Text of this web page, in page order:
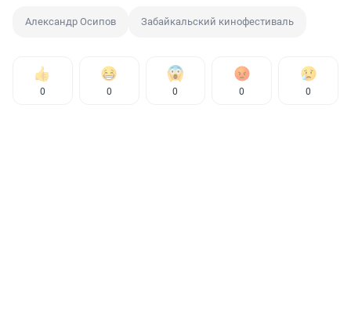
Александр Осипов Забайкальский кинофестиваль
0 0 0 0 0